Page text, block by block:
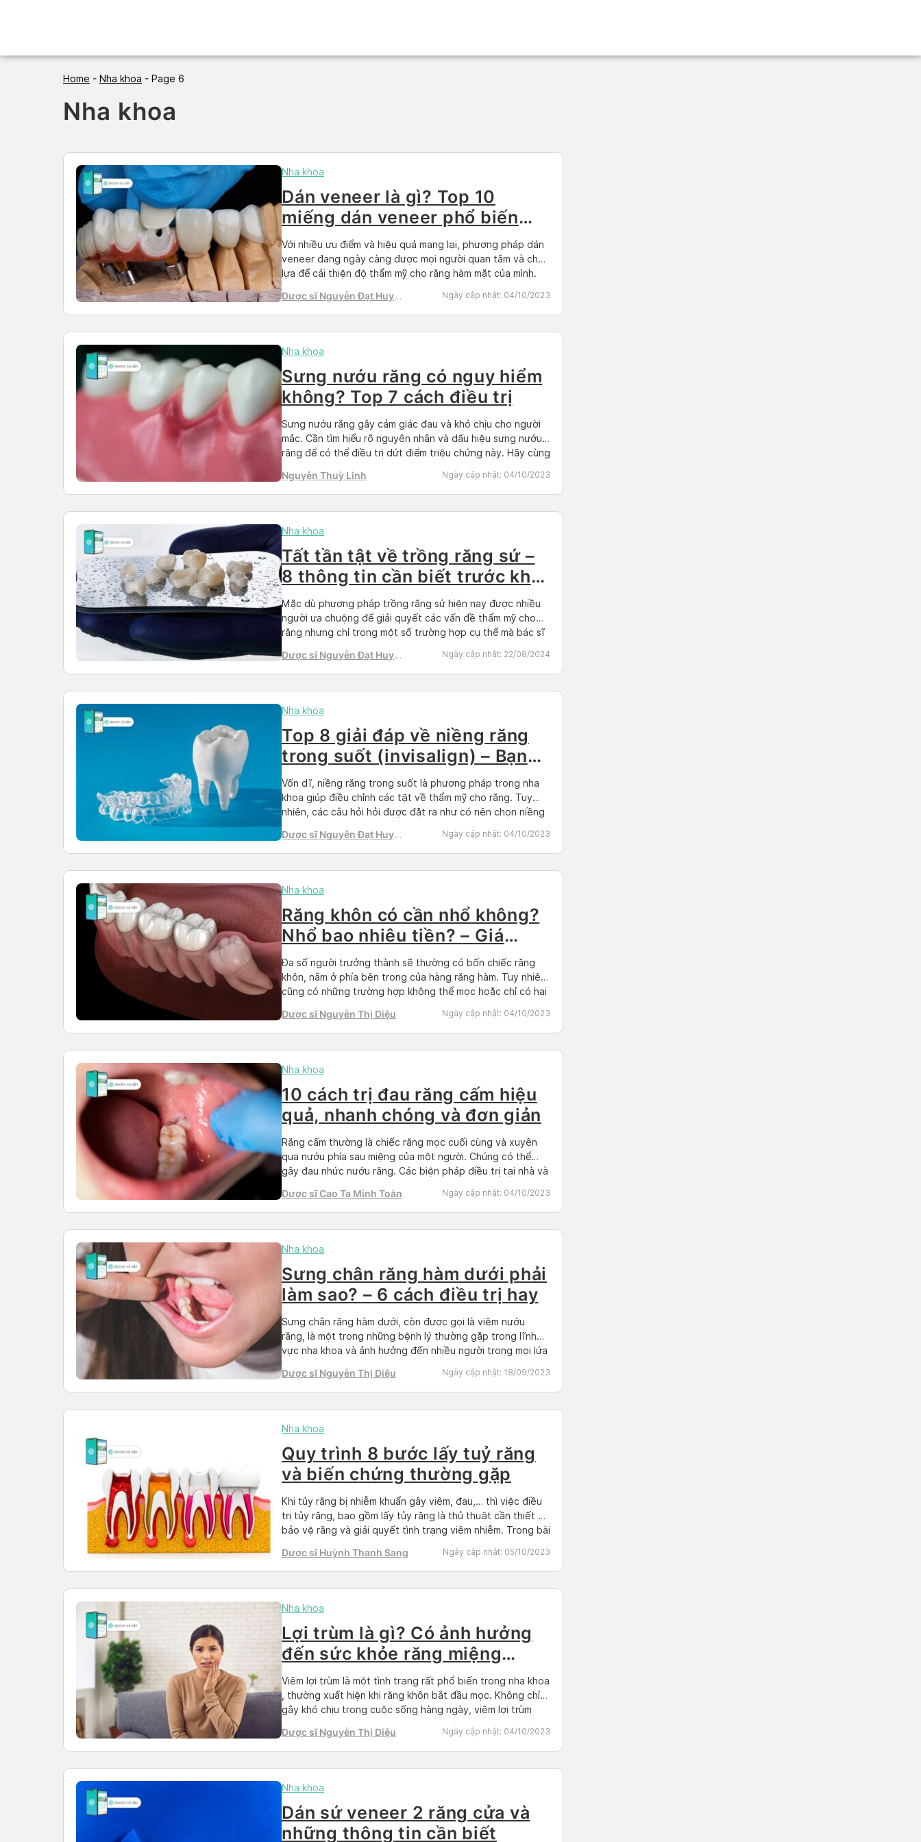
Home - Nha khoa - Page 6
Nha khoa
Nha khoa
Dán veneer là gì? Top 10
miếng dán veneer phổ biến
hiện nay
Với nhiều ưu điểm và hiệu quả mang lại, phương pháp dán
veneer đang ngày càng được mọi người quan tâm và chọn
lựa để cải thiện độ thẩm mỹ cho răng hàm mặt của mình.
bệnh viện nha khoa có thực hiện liệu […]
Dược sĩ Nguyễn Đạt Huy
Ngày cập nhật: 04/10/2023
Nha khoa
Sưng nướu răng có nguy hiểm
không? Top 7 cách điều trị
Sưng nướu răng gây cảm giác đau và khó chịu cho người
mắc. Cần tìm hiểu rõ nguyên nhân và dấu hiệu sưng nướu
răng để có thể điều trị dứt điểm triệu chứng này. Hãy cùng
bài viết sau đây. Sưng […]
Nguyễn Thuỳ Linh Ngày cập nhật: 04/10/2023
Nha khoa
Tất tần tật về trồng răng sứ –
8 thông tin cần biết trước khi
làm
Mặc dù phương pháp trồng răng sứ hiện nay được nhiều
người ưa chuộng để giải quyết các vấn đề thẩm mỹ cho
răng nhưng chỉ trong một số trường hợp cụ thể mà bác sĩ
những trường hợp nào nên trồng răng […]
Dược sĩ Nguyễn Đạt Huy
Ngày cập nhật: 22/08/2024
Nha khoa
Top 8 giải đáp về niềng răng
trong suốt (invisalign) – Bạn
sẽ bất ngờ
Vốn dĩ, niềng răng trong suốt là phương pháp trong nha
khoa giúp điều chỉnh các tật về thẩm mỹ cho răng. Tuy
nhiên, các câu hỏi hỏi được đặt ra như có nên chọn niềng
chi phí đắt đỏ, là những băn […]
Dược sĩ Nguyễn Đạt Huy
Ngày cập nhật: 04/10/2023
Nha khoa
Răng khôn có cần nhổ không?
Nhổ bao nhiêu tiền? – Giá
2023
Đa số người trưởng thành sẽ thường có bốn chiếc răng
khôn, nằm ở phía bên trong của hàng răng hàm. Tuy nhiên,
cũng có những trường hợp không thể mọc hoặc chỉ có hai
tác động xấu không lường trước […]
Dược sĩ Nguyễn Thị Diệu Ngày cập nhật: 04/10/2023
Nha khoa
10 cách trị đau răng cấm hiệu
quả, nhanh chóng và đơn giản
Răng cấm thường là chiếc răng mọc cuối cùng và xuyên
qua nướu phía sau miệng của một người. Chúng có thể
gây đau nhức nướu răng. Các biện pháp điều trị tại nhà và
nhổ bỏ răng cấm. Cùng Dortor có sẵn […]
Dược sĩ Cao Tạ Minh Toàn Ngày cập nhật: 04/10/2023
Nha khoa
Sưng chân răng hàm dưới phải
làm sao? – 6 cách điều trị hay
Sưng chân răng hàm dưới, còn được gọi là viêm nướu
răng, là một trong những bệnh lý thường gặp trong lĩnh
vực nha khoa và ảnh hưởng đến nhiều người trong mọi lứa
răng miệng trở nên khó khăn. Điều […]
Dược sĩ Nguyễn Thị Diệu Ngày cập nhật: 18/09/2023
Nha khoa
Quy trình 8 bước lấy tuỷ răng
và biến chứng thường gặp
Khi tủy răng bị nhiễm khuẩn gây viêm, đau,… thì việc điều
trị tủy răng, bao gồm lấy tủy răng là thủ thuật cần thiết để
bảo vệ răng và giải quyết tình trạng viêm nhiễm. Trong bài
trình, cách lấy tủy […]
Dược sĩ Huỳnh Thanh Sang Ngày cập nhật: 05/10/2023
Nha khoa
Lợi trùm là gì? Có ảnh hưởng
đến sức khỏe răng miệng
không?
Viêm lợi trùm là một tình trạng rất phổ biến trong nha khoa
, thường xuất hiện khi răng khôn bắt đầu mọc. Không chỉ
gây khó chịu trong cuộc sống hàng ngày, viêm lợi trùm
khỏe. Vì vậy, việc nhận biết và […]
Dược sĩ Nguyễn Thị Diệu Ngày cập nhật: 04/10/2023
Nha khoa
Dán sứ veneer 2 răng cửa và
những thông tin cần biết